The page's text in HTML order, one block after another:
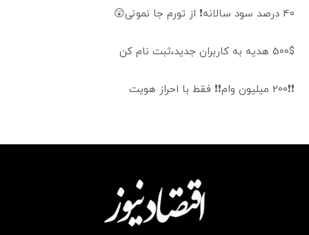
40 درصد سود سالانه❗ از تورم جا نمونی😲
500$ هدیه به کاربران جدید،ثبت نام کن
❗❗200 میلیون وام❗❗ فقط با احراز هویت